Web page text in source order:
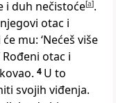
i duh nečistoće[a].
otac i
mu: ‘Nećeš više
Rođeni otac i
4 U to
svojih viđenja.